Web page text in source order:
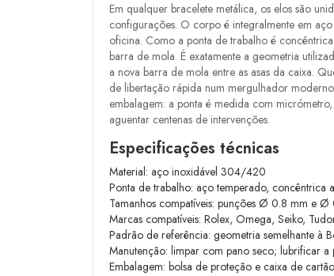
Em qualquer bracelete metálica, os elos são
configurações. O corpo é integralmente em
oficina. Como a ponta de trabalho é
barra de mola. É exatamente a geometria
a nova barra de mola entre as asas da caixa.
de libertação rápida num mergulhador
embalagem: a ponta é medida com
aguentar centenas de intervenções.
Especificações técnicas
Material: aço inoxidável 304/420
Ponta de trabalho: aço temperado, concêntrica
Tamanhos compatíveis: punções Ø 0.8 mm e
Marcas compatíveis: Rolex, Omega, Seiko,
Padrão de referência: geometria semelhante à
Manutenção: limpar com pano seco; lubrificar
Embalagem: bolsa de proteção e caixa de